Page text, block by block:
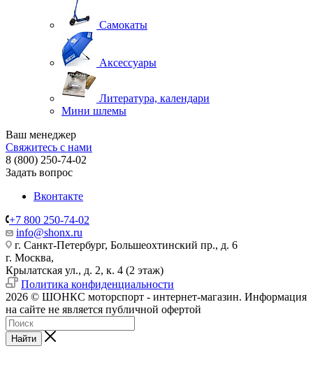
Самокаты
Аксессуары
Литература, календари
Мини шлемы
Ваш менеджер
Свяжитесь с нами
8 (800) 250-74-02
Задать вопрос
Вконтакте
+7 800 250-74-02
info@shonx.ru
г. Санкт-Петербург, Большеохтинский пр., д. 6
г. Москва,
Крылатская ул., д. 2, к. 4 (2 этаж)
Политика конфиденциальности
2026 © ШОНКС моторспорт - интернет-магазин. Информация
на сайте не является публичной офертой
Найти